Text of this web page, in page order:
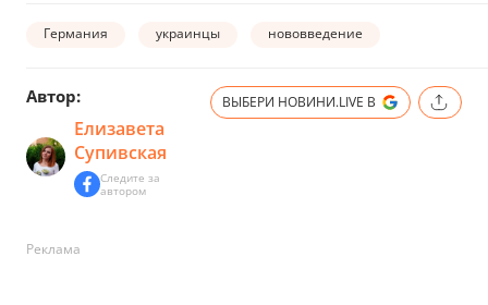
Германия украинцы нововведение
Автор:
Елизавета
Супивская
Следите за
автором
ВЫБЕРИ НОВИНИ.LIVE В
Реклама